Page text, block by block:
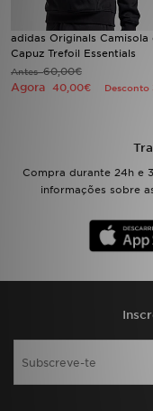
adidas Originals Camisola
Capuz Trefoil Essentials
Antes60,00€
Agora 40,00€ Desconto
Compra durante 24h e
informações sobre
LOCALIZADOR DE
MENSAGENS
ESTADO DO TEU